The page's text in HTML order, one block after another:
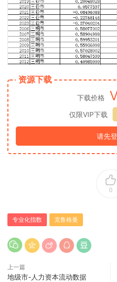
资源下载
下载价格
仅限VIP下载
请先
0
专业化指数 克鲁格曼
上一篇
地级市-人力资本流动数据